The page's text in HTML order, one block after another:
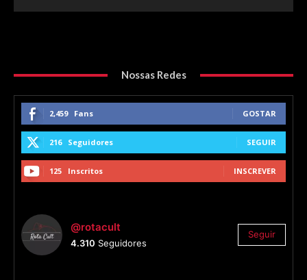
Nossas Redes
2,459 Fans GOSTAR
216 Seguidores SEGUIR
125 Inscritos INSCREVER
@rotacult
4.310 Seguidores
Seguir